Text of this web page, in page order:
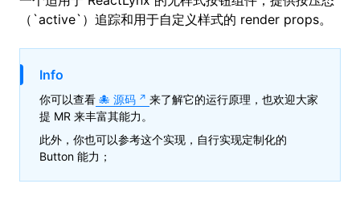
（`active`）追踪和用于自定义样式的 render props。
Info
你可以查看 源码
来了解它的运行原理，也欢迎大家
提 MR 来丰富其能力。
此外，你也可以参考这个实现，自行实现定制化的
Button 能力；